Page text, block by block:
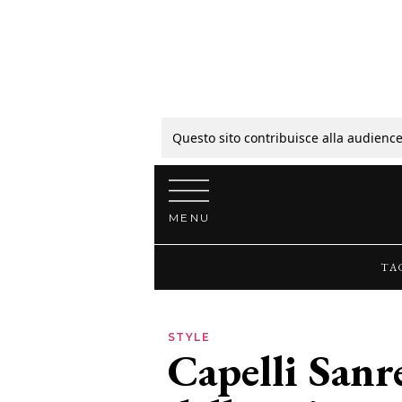
Questo sito contribuisce alla
Vai al contenuto
MENU
STYLE
Capelli